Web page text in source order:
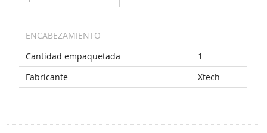
ENCABEZAMIENTO
Cantidad empaquetada
1
Fabricante
Xtech